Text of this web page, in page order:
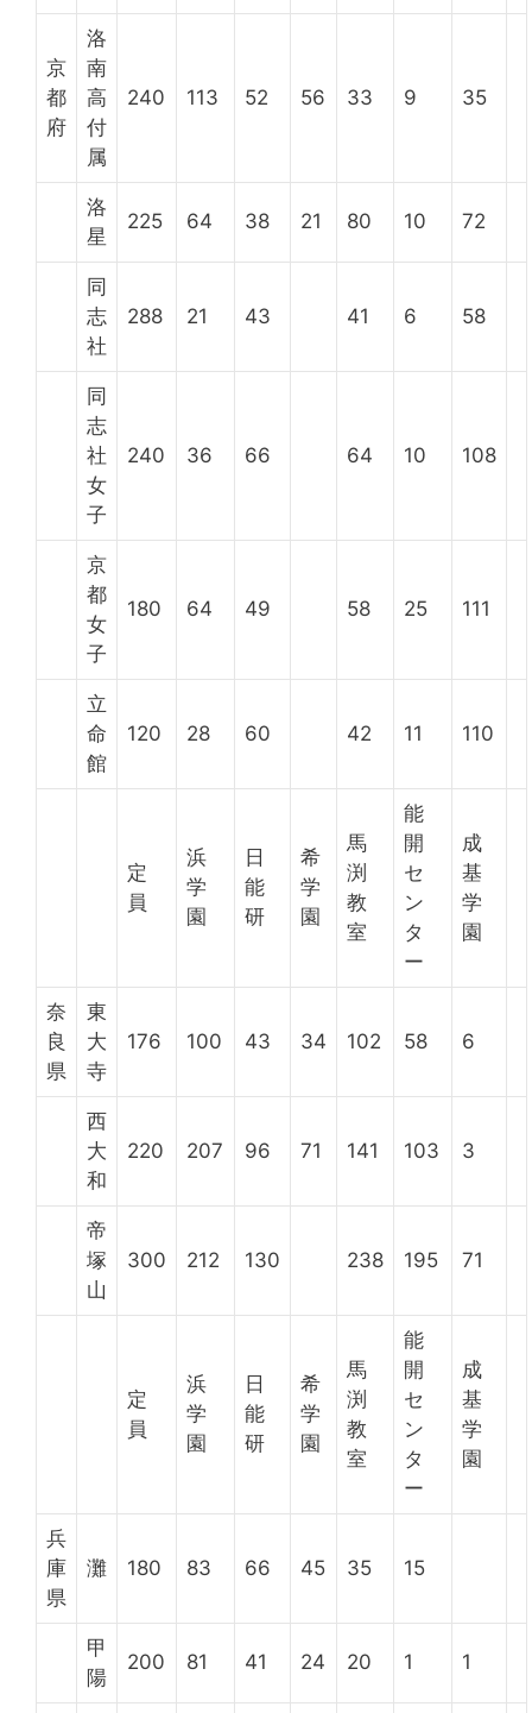
京
都
府
洛
南
高
付
属
240 113 52 56 33 9 35
洛
星
225 64 38 21 80 10 72
同
志
社
288 21 43 41 6 58
同
志
社
女
子
240 36 66 64 10 108
京
都
女
子
180 64 49 58 25 111
立
命
館
120 28 60 42 11 110
定
員
浜
学
園
日
能
研
希
学
園
馬
渕
教
室
能
開
セ
ン
タ
ー
成
基
学
園
奈
良
県
東
大
寺
176 100 43 34 102 58 6
西
大
和
220 207 96 71 141 103 3
帝
塚
山
300 212 130 238 195 71
定
員
浜
学
園
日
能
研
希
学
園
馬
渕
教
室
能
開
セ
ン
タ
ー
成
基
学
園
兵
庫
県
灘 180 83 66 45 35 15
甲
陽
200 81 41 24 20 1 1